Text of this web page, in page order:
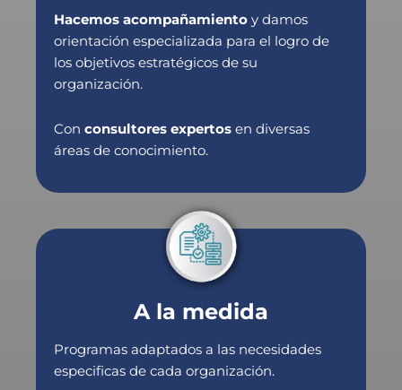
Hacemos acompañamiento y damos
orientación especializada para el logro de
los objetivos estratégicos de su
organización.
Con consultores expertos en diversas
áreas de conocimiento.
A la medida
Programas adaptados a las necesidades
especificas de cada organización.